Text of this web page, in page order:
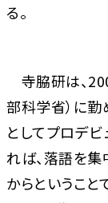
る。
寺脇研は、
部科学省）に
としてプロデビ
れば、落語を
からということ